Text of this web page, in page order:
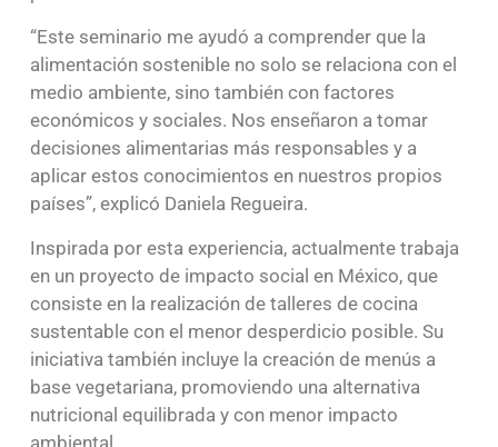
“Este seminario me ayudó a comprender que la
alimentación sostenible no solo se relaciona con el
medio ambiente, sino también con factores
económicos y sociales. Nos enseñaron a tomar
decisiones alimentarias más responsables y a
aplicar estos conocimientos en nuestros propios
países”, explicó Daniela Regueira.
Inspirada por esta experiencia, actualmente trabaja
en un proyecto de impacto social en México, que
consiste en la realización de talleres de cocina
sustentable con el menor desperdicio posible. Su
iniciativa también incluye la creación de menús a
base vegetariana, promoviendo una alternativa
nutricional equilibrada y con menor impacto
ambiental.